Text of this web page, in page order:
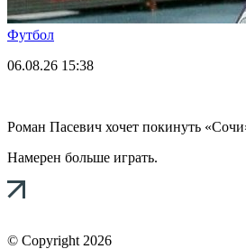
Футбол
06.08.26 15:38
Роман Пасевич хочет покинуть
Намерен больше играть.
© Copyright 2026